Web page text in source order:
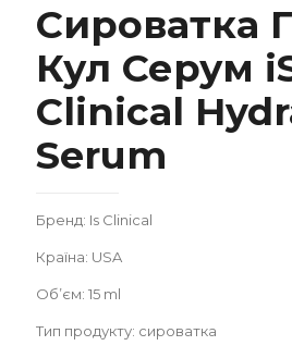
Сироватка
Кул Серум
Clinical
Serum
Бренд: Is Clinical
Країна: USA
Об’єм: 15 ml
Тип продукту: сироватка